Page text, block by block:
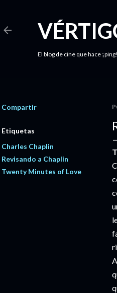
El blog de cine que hace ¡ping!
Compartir
Etiquetas
Charles Chaplin
Revisando a Chaplin
Twenty Minutes of Love